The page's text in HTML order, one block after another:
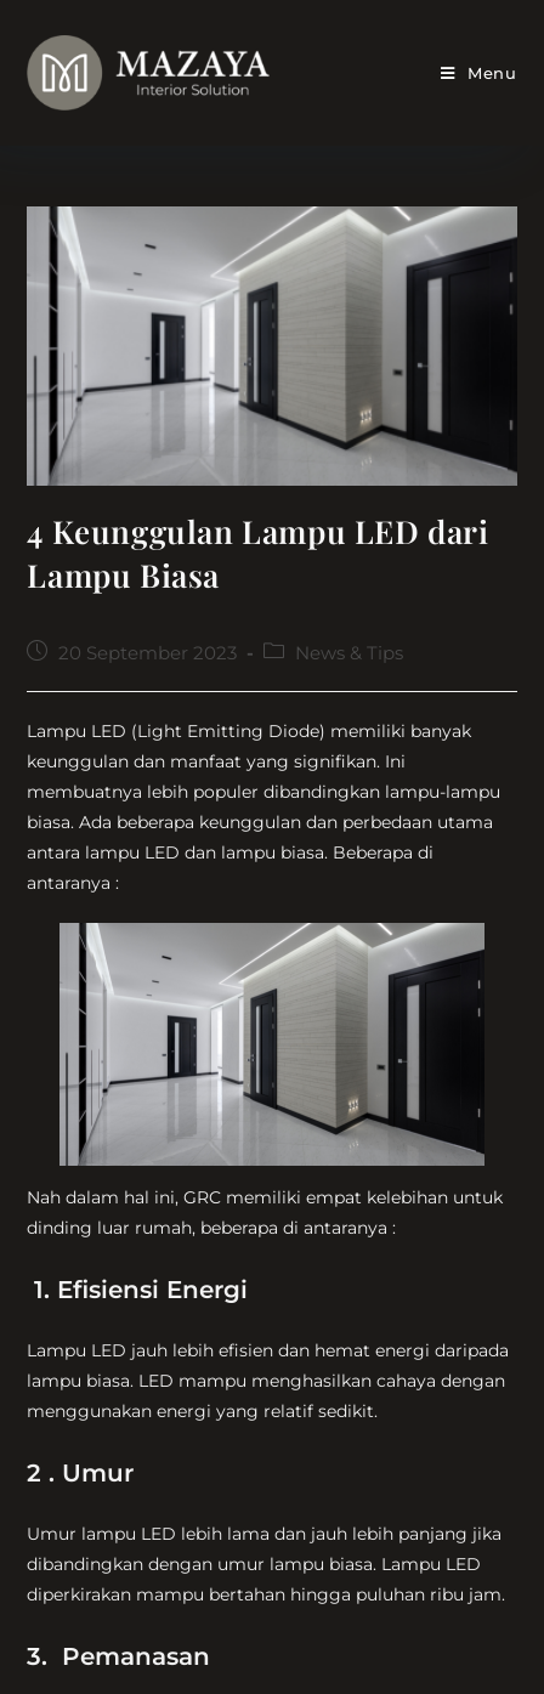
content
Menu
4 Keunggulan Lampu LED dari
Lampu Biasa
Post20 September 2023
PostNews & Tips
Lampu LED (Light Emitting Diode) memiliki banyak
keunggulan dan manfaat yang signifikan. Ini
membuatnya lebih populer dibandingkan lampu-lampu
biasa. Ada beberapa keunggulan dan perbedaan utama
antara lampu LED dan lampu biasa. Beberapa di
antaranya :
Nah dalam hal ini, GRC memiliki empat kelebihan untuk
dinding luar rumah, beberapa di antaranya :
1. Efisiensi Energi
Lampu LED jauh lebih efisien dan hemat energi daripada
lampu biasa. LED mampu menghasilkan cahaya dengan
menggunakan energi yang relatif sedikit.
2 . Umur
Umur lampu LED lebih lama dan jauh lebih panjang jika
dibandingkan dengan umur lampu biasa. Lampu LED
diperkirakan mampu bertahan hingga puluhan ribu jam.
3. Pemanasan